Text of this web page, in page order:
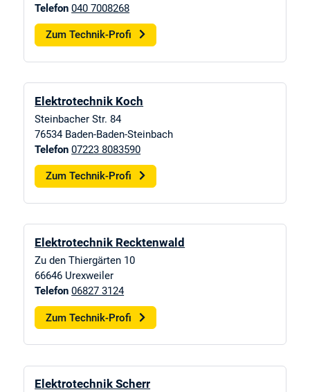
Telefon 040 7008268
Zum Technik-Profi
Elektrotechnik Koch
Steinbacher Str. 84
76534 Baden-Baden-Steinbach
Telefon 07223 8083590
Zum Technik-Profi
Elektrotechnik Recktenwald
Zu den Thiergärten 10
66646 Urexweiler
Telefon 06827 3124
Zum Technik-Profi
Elektrotechnik Scherr